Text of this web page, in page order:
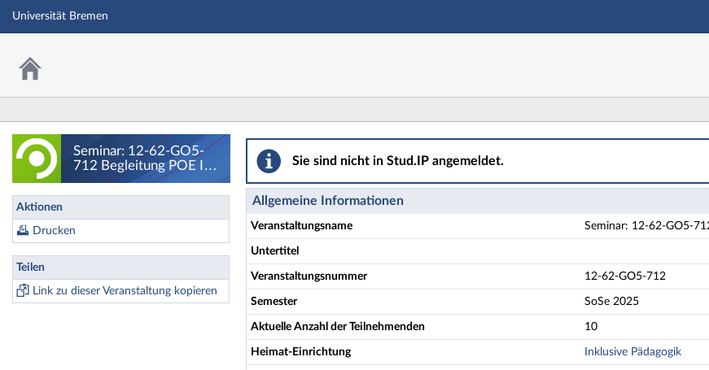
Hauptnavigation
Universität Bremen
Seminar: 12-62-GO5-
712 Begleitung POE IP
GyOS Gruppe A -
Details
Aktionen
Drucken
Teilen
Link zu dieser Veranstaltung kopieren
Seminar: 12-62-GO5-712 Begleitung POE IP GyOS Gruppe A - Details
Sie sind nicht in Stud.IP angemeldet.
Allgemeine Informationen
Veranstaltungsname Seminar: 12-62-GO5-
Untertitel
Veranstaltungsnummer 12-62-GO5-712
Semester SoSe 2025
Aktuelle Anzahl der Teilnehmenden 10
Heimat-Einrichtung Inklusive Pädagogik